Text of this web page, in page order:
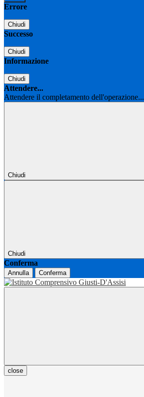
Errore
Chiudi
Successo
Chiudi
Informazione
Chiudi
Attendere...
Attendere il completamento dell'operazione...
Chiudi
Chiudi
Conferma
Annulla Conferma
close